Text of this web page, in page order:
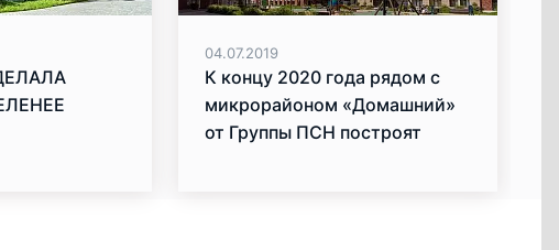
04.07.2019
К концу 2020 года рядом с
микрорайоном «Домашний»
от Группы ПСН построят